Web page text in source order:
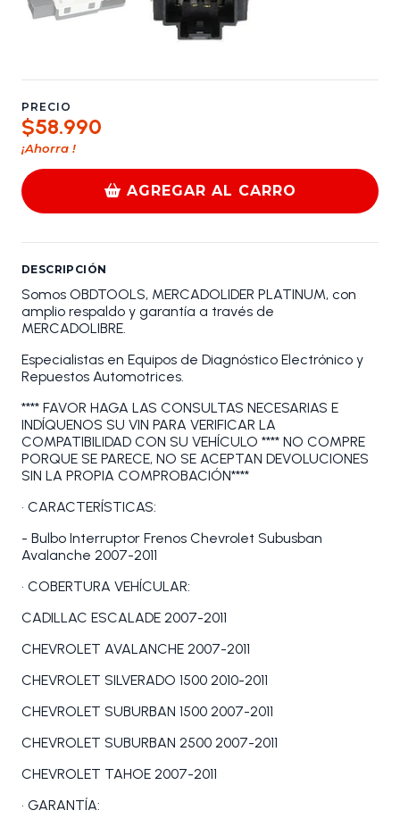
PRECIO
$58.990
¡Ahorra !
AGREGAR AL CARRO
DESCRIPCIÓN
Somos OBDTOOLS, MERCADOLIDER PLATINUM, con
amplio respaldo y garantía a través de
MERCADOLIBRE.
Especialistas en Equipos de Diagnóstico Electrónico y
Repuestos Automotrices.
**** FAVOR HAGA LAS CONSULTAS NECESARIAS E
INDÍQUENOS SU VIN PARA VERIFICAR LA
COMPATIBILIDAD CON SU VEHÍCULO **** NO COMPRE
PORQUE SE PARECE, NO SE ACEPTAN DEVOLUCIONES
SIN LA PROPIA COMPROBACIÓN****
• CARACTERÍSTICAS:
- Bulbo Interruptor Frenos Chevrolet Subusban
Avalanche 2007-2011
• COBERTURA VEHÍCULAR:
CADILLAC ESCALADE 2007-2011
CHEVROLET AVALANCHE 2007-2011
CHEVROLET SILVERADO 1500 2010-2011
CHEVROLET SUBURBAN 1500 2007-2011
CHEVROLET SUBURBAN 2500 2007-2011
CHEVROLET TAHOE 2007-2011
• GARANTÍA: